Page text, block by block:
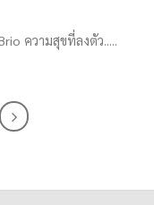
ความสุขที่ลงตัว.....